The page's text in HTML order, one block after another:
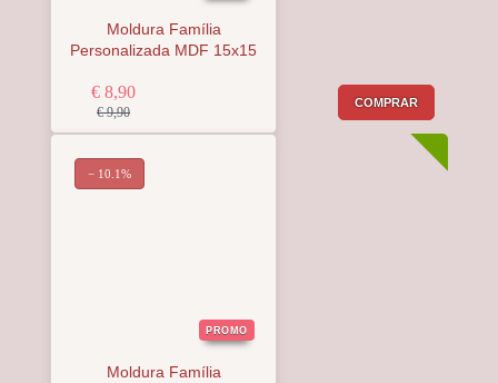
Moldura Família
Personalizada MDF 15x15
€ 8,90
€ 9,90
COMPRAR
PROMO
Moldura Família
− 10.1%